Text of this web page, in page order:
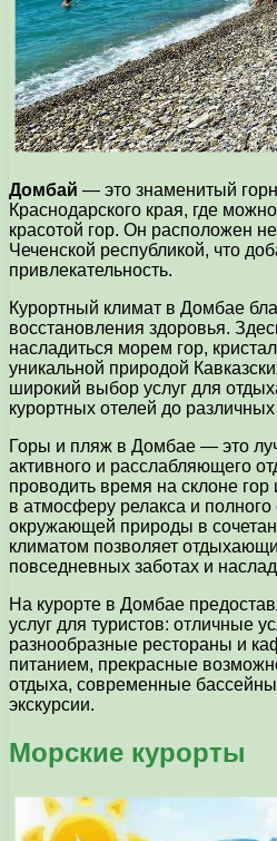
Домбай — это знаменитый
Краснодарского края, где
красотой гор. Он расположен
Чеченской республикой, что
привлекательность.
Курортный климат в Домбае
восстановления здоровья.
насладиться морем гор,
уникальной природой
широкий выбор услуг для
курортных отелей до
Горы и пляж в Домбае — это
активного и расслабляющего
проводить время на склоне
в атмосферу релакса и полного
окружающей природы в
климатом позволяет
повседневных заботах и
На курорте в Домбае
услуг для туристов: отличные
разнообразные рестораны и
питанием, прекрасные
отдыха, современные
экскурсии.
Морские курорты